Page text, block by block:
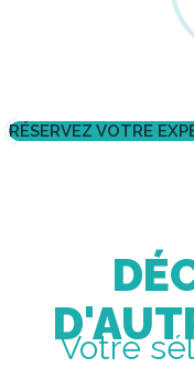
RÉSERVEZ VOTRE
Votre